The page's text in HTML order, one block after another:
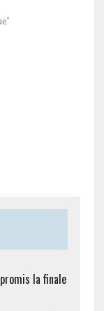
la finale